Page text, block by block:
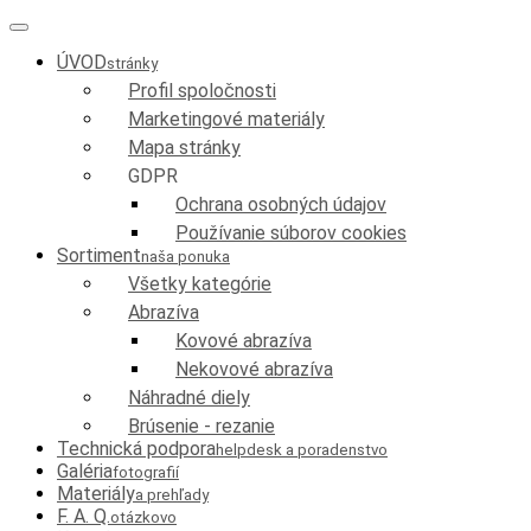
ÚVODstránky
Profil spoločnosti
Marketingové materiály
Mapa stránky
GDPR
Ochrana osobných údajov
Používanie súborov cookies
Sortimentnaša ponuka
Všetky kategórie
Abrazíva
Kovové abrazíva
Nekovové abrazíva
Náhradné diely
Brúsenie - rezanie
Technická podporahelpdesk a poradenstvo
Galériafotografií
Materiálya prehľady
F. A. Q.otázkovo